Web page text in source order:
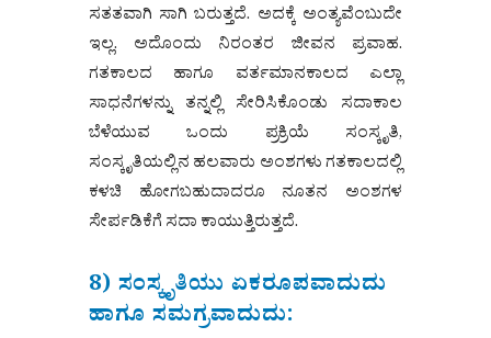
ಸತತವಾಗಿ ಸಾಗಿ ಬರುತ್ತದೆ. ಅದಕ್ಕೆ ಅಂತ್ಯವೆಂಬುದೇ
ಇಲ್ಲ. ಅದೊಂದು ನಿರಂತರ ಜೀವನ ಪ್ರವಾಹ.
ಗತಕಾಲದ ಹಾಗೂ ವರ್ತಮಾನಕಾಲದ ಎಲ್ಲಾ
ಸಾಧನೆಗಳನ್ನು ತನ್ನಲ್ಲಿ ಸೇರಿಸಿಕೊಂಡು ಸದಾಕಾಲ
ಬೆಳೆಯುವ ಒಂದು ಪ್ರಕ್ರಿಯೆ ಸಂಸ್ಕೃತಿ,
ಸಂಸ್ಕೃತಿಯಲ್ಲಿನ ಹಲವಾರು ಅಂಶಗಳು ಗತಕಾಲದಲ್ಲಿ
ಕಳಚಿ ಹೋಗಬಹುದಾದರೂ ನೂತನ ಅಂಶಗಳ
ಸೇರ್ಪಡಿಕೆಗೆ ಸದಾ ಕಾಯುತ್ತಿರುತ್ತದೆ.
8) ಸಂಸ್ಕೃತಿಯು ಏಕರೂಪವಾದುದು
ಹಾಗೂ ಸಮಗ್ರವಾದುದು: